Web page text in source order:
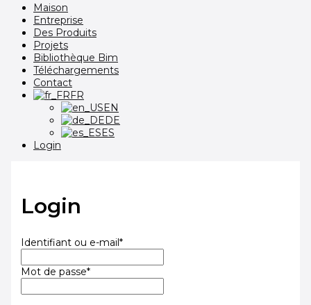
Maison
Entreprise
Des Produits
Projets
Bibliothèque Bim
Téléchargements
Contact
FR
EN
DE
ES
Login
Login
Identifiant ou e-mail*
Mot de passe*